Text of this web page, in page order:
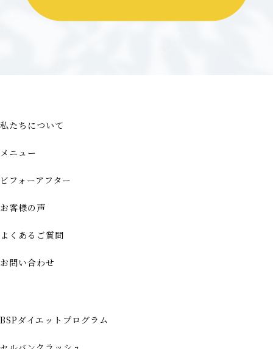
私たちについて
メニュー
ビフォーアフター
お客様の声
よくあるご質問
お問い合わせ
BSPダイエットプログラム